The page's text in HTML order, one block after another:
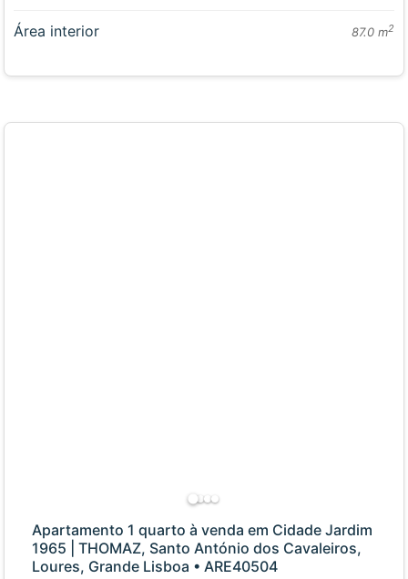
Área interior 87.0 m2
Apartamento 1 quarto à venda em Cidade Jardim
1965 | THOMAZ, Santo António dos Cavaleiros,
Loures, Grande Lisboa • ARE40504